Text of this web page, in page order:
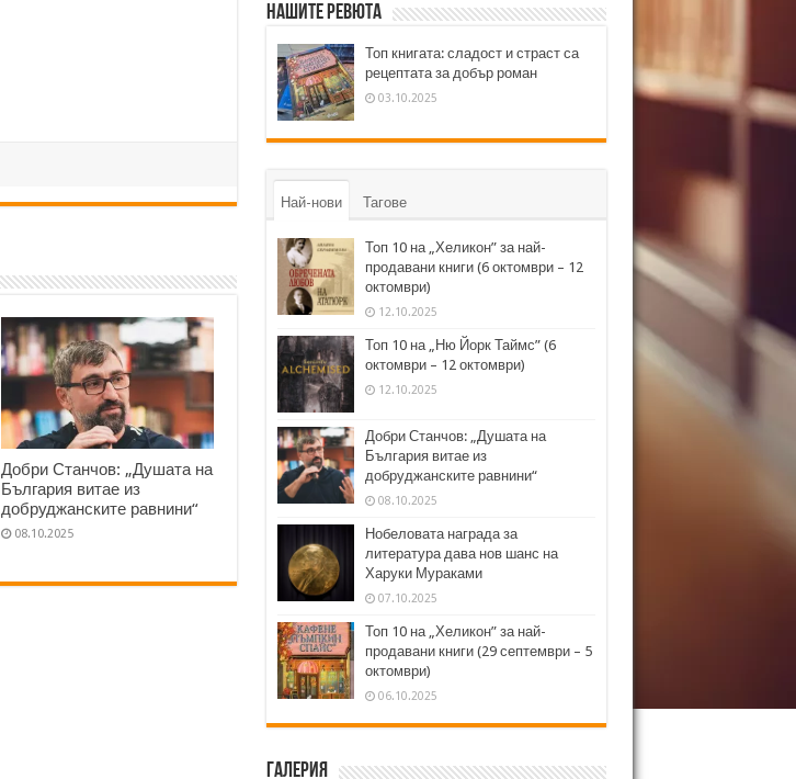
Добри Станчов: „Душата на
България витае из
добруджанските равнини“
08.10.2025
Нашите ревюта
Топ книгата: сладост и страст са
рецептата за добър роман
03.10.2025
Най-нови Тагове
Топ 10 на „Хеликон” за най-
продавани книги (6 октомври – 12
октомври)
12.10.2025
Топ 10 на „Ню Йорк Таймс” (6
октомври – 12 октомври)
12.10.2025
Добри Станчов: „Душата на
България витае из
добруджанските равнини“
08.10.2025
Нобеловата награда за
литература дава нов шанс на
Харуки Мураками
07.10.2025
Топ 10 на „Хеликон” за най-
продавани книги (29 септември – 5
октомври)
06.10.2025
Галерия